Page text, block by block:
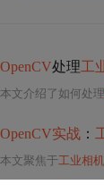
OpenCV处理工
本文介绍了如何处理
OpenCV实战 ：
本文聚焦于工业相